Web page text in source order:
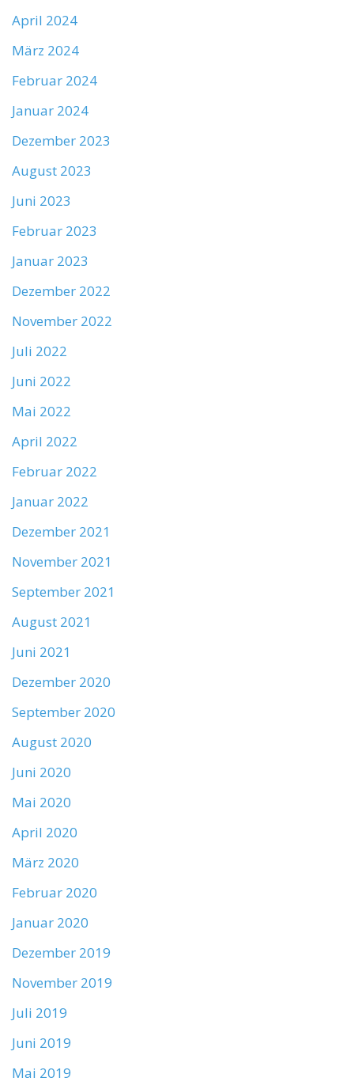
April 2024
März 2024
Februar 2024
Januar 2024
Dezember 2023
August 2023
Juni 2023
Februar 2023
Januar 2023
Dezember 2022
November 2022
Juli 2022
Juni 2022
Mai 2022
April 2022
Februar 2022
Januar 2022
Dezember 2021
November 2021
September 2021
August 2021
Juni 2021
Dezember 2020
September 2020
August 2020
Juni 2020
Mai 2020
April 2020
März 2020
Februar 2020
Januar 2020
Dezember 2019
November 2019
Juli 2019
Juni 2019
Mai 2019